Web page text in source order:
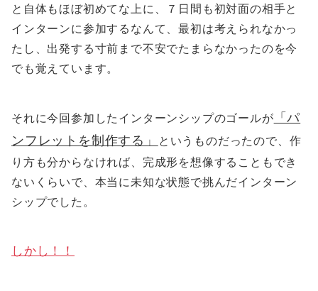
と自体もほぼ初めてな上に、７日間も初対面の相手と
インターンに参加するなんて、最初は考えられなかっ
たし、出発する寸前まで不安でたまらなかったのを今
でも覚えています。
それに今回参加したインターンシップのゴールが 「パ
ンフレットを制作する」
というものだったので、作
り方も分からなければ、完成形を想像することもでき
ないくらいで、本当に未知な状態で挑んだインターン
シップでした。
しかし！！